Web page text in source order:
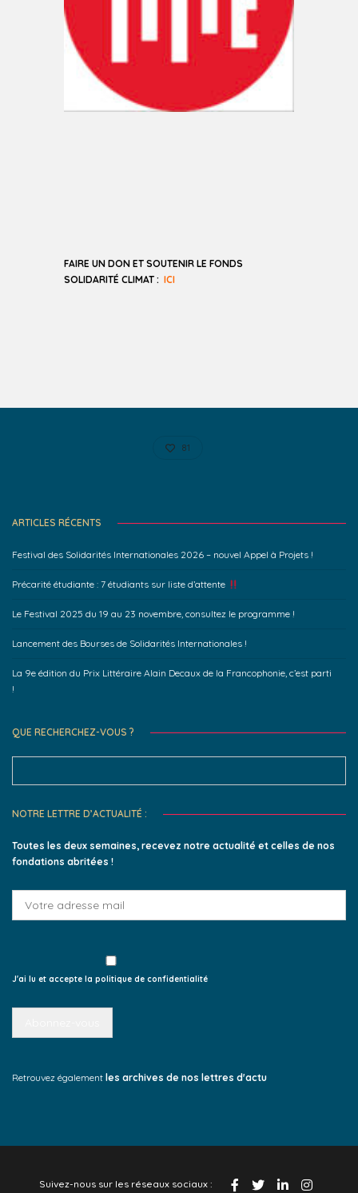
FAIRE UN DON ET SOUTENIR LE FONDS
SOLIDARITÉ CLIMAT : ICI
81
ARTICLES RÉCENTS
Festival des Solidarités Internationales 2026 – nouvel Appel à Projets !
Précarité étudiante : 7 étudiants sur liste d’attente
Le Festival 2025 du 19 au 23 novembre, consultez le programme !
Lancement des Bourses de Solidarités Internationales !
La 9e édition du Prix Littéraire Alain Decaux de la Francophonie, c’est parti
!
QUE RECHERCHEZ-VOUS ?
Search
NOTRE LETTRE D’ACTUALITÉ :
Toutes les deux semaines, recevez notre actualité et celles de nos
fondations abritées !
J'ai lu et accepte la politique de confidentialité
Retrouvez également les archives de nos lettres d'actu
Suivez-nous sur les réseaux sociaux :